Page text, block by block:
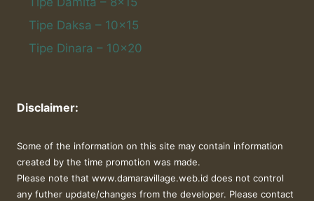
Tipe Daksa – 10×15
Tipe Dinara – 10×20
Disclaimer:
Some of the information on this site may contain information
created by the time promotion was made.
Please note that www.damaravillage.web.id does not control
any futher update/changes from the developer. Please contact